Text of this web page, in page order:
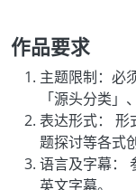
作品要求
主题限制：必
「源头分类」
表达形式： 形
题探讨等各式
语言及字幕：
英文字幕。